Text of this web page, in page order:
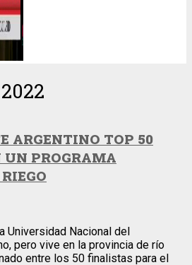
ARGENTINO TOP 50
PROGRAMA
Universidad Nacional del
pero vive en la provincia de río
entre los 50 finalistas para el